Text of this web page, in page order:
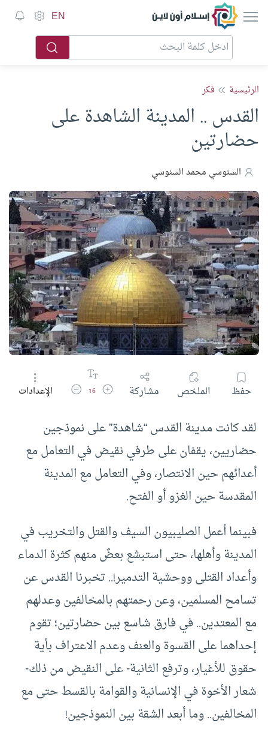
إسلام أون لاين EN
الرئيسية فكر
القدس .. المدينة الشاهدة على
حضارتين
السنوسي محمد السنوسي
حفظ الملخص مشاركة زيادة حجم الخط
16 تقليل حجم الخط
الإعدادات
لقد كانت مدينة القدس “شاهدة” على نموذجين
حضاريين، يقفان على طرفي نقيض في التعامل مع
أعدائهم حين الانتصار، وفي التعامل مع المدينة
المقدسة حين الغزو أو الفتح.
فبينما أعمل الصليبيون السيف والقتل والتخريب في
المدينة وأهلها، حتى استبشع بعضٌ منهم كثرة الدماء
وأعداد القتلى ووحشية التدمير!.. تخبرنا القدس عن
تسامح المسلمين، وعن رحمتهم بالمخالفين وعدلهم
مع المعتدين.. في فارق شاسع بين حضارتين؛ تقوم
إحداهما على القسوة والعنف وعدم الاعتراف بأية
حقوق للأغيار، وترفع الثانية- على النقيض من ذلك-
شعار الأخوة في الإنسانية والقوامة بالقسط حتى مع
المخالفين.. وما أبعد الشقة بين النموذجين!